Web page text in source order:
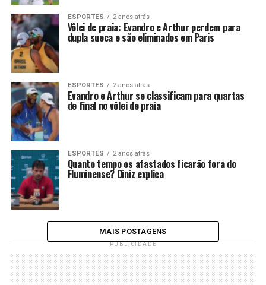
ESPORTES 2 anos atrás
Vôlei de praia: Evandro e Arthur perdem para
dupla sueca e são eliminados em Paris
ESPORTES 2 anos atrás
Evandro e Arthur se classificam para quartas
de final no vôlei de praia
ESPORTES 2 anos atrás
Quanto tempo os afastados ficarão fora do
Fluminense? Diniz explica
MAIS POSTAGENS
PUBLICIDADE